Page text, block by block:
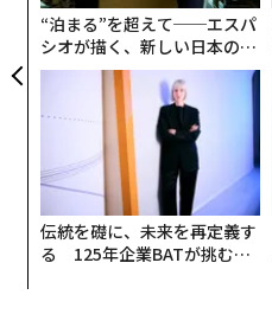
“泊まる”を超えて──エスパ
シオが描く、新しい日本のラ
グジュアリー（前編）
伝統を礎に、未来を再定義す
る 125年企業BATが挑むス